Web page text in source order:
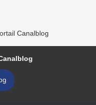
Canalblog